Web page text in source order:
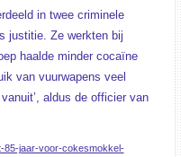
in twee criminele
justitie. Ze werkten bij
haalde minder cocaïne
van vuurwapens veel
aldus de officier van
85-jaar-voor-cokesmokkel-